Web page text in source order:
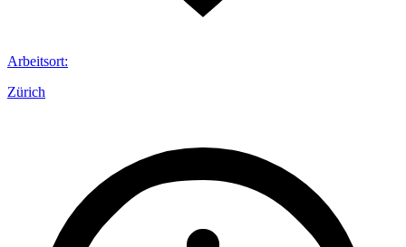
Arbeitsort:
Zürich